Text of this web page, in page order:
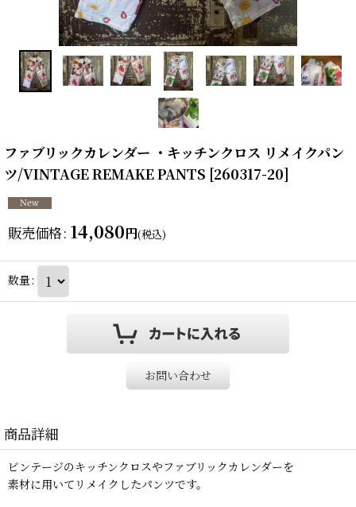
ファブリックカレンダー ・キッチンクロス リメイクパン
ツ/VINTAGE REMAKE PANTS [260317-20]
販売価格: 14,080円(税込)
数量:
お問い合わせ
商品詳細
ビンテージのキッチンクロスやファブリックカレンダーを
素材に用いてリメイクしたパンツです。